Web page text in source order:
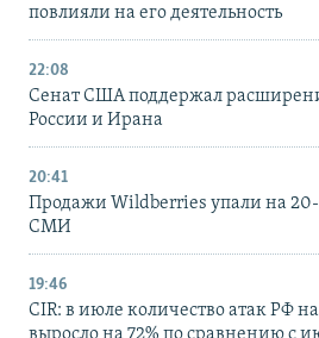
повлияли на его деятельность
22:08
Сенат США поддержал
России и Ирана
20:41
Продажи Wildberries упали на 20-
СМИ
19:46
CIR: в июле количество атак РФ
выросло на 72% по сравнению с